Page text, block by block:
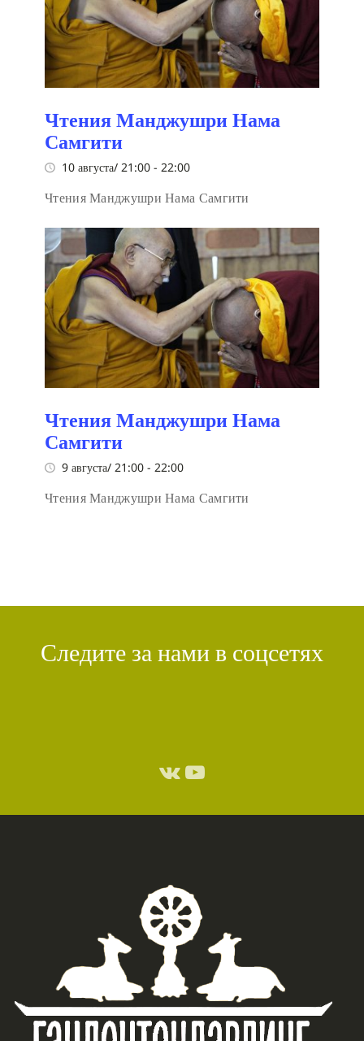
Чтения Манджушри Нама
Самгити
10 августа/ 21:00 - 22:00
Чтения Манджушри Нама Самгити
Чтения Манджушри Нама
Самгити
9 августа/ 21:00 - 22:00
Чтения Манджушри Нама Самгити
Следите за нами в соцсетях